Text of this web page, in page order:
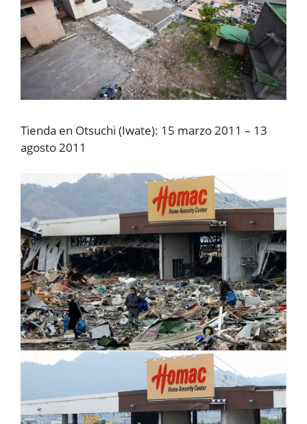
Tienda en Otsuchi (Iwate): 15 marzo 2011 – 13
agosto 2011